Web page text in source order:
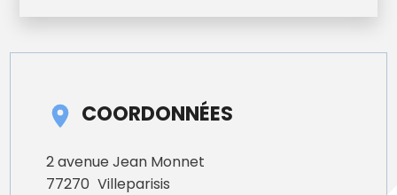
COORDONNÉES
2 avenue Jean Monnet
77270 Villeparisis